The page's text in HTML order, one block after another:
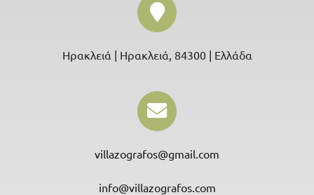
Ηρακλειά | Ηρακλειά, 84300 | Ελλάδα
villazografos@gmail.com
info@villazografos.com